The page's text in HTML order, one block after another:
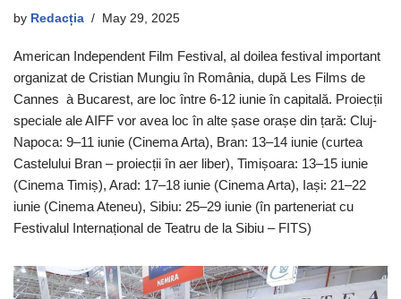
by Redacția May 29, 2025
American Independent Film Festival, al doilea festival important
organizat de Cristian Mungiu în România, după Les Films de
Cannes à Bucarest, are loc între 6-12 iunie în capitală. Proiecții
speciale ale AIFF vor avea loc în alte șase orașe din țară: Cluj-
Napoca: 9–11 iunie (Cinema Arta), Bran: 13–14 iunie (curtea
Castelului Bran – proiecții în aer liber), Timișoara: 13–15 iunie
(Cinema Timiș), Arad: 17–18 iunie (Cinema Arta), Iași: 21–22
iunie (Cinema Ateneu), Sibiu: 25–29 iunie (în parteneriat cu
Festivalul Internațional de Teatru de la Sibiu – FITS)